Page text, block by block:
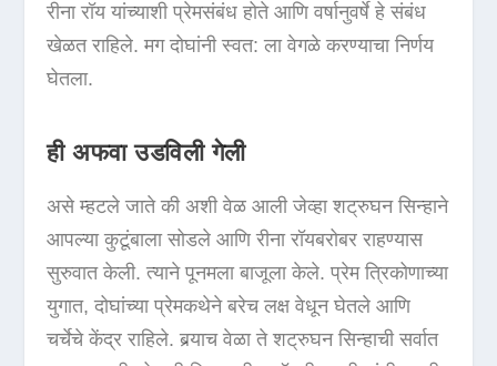
रीना रॉय यांच्याशी प्रेमसंबंध होते आणि वर्षानुवर्षे हे संबंध
खेळत राहिले. मग दोघांनी स्वत: ला वेगळे करण्याचा निर्णय
घेतला.
ही अफवा उडविली गेली
असे म्हटले जाते की अशी वेळ आली जेव्हा शट्रुघन सिन्हाने
आपल्या कुटूंबाला सोडले आणि रीना रॉयबरोबर राहण्यास
सुरुवात केली. त्याने पूनमला बाजूला केले. प्रेम त्रिकोणाच्या
युगात, दोघांच्या प्रेमकथेने बरेच लक्ष वेधून घेतले आणि
चर्चेचे केंद्र राहिले. बर्‍याच वेळा ते शट्रुघन सिन्हाची सर्वात